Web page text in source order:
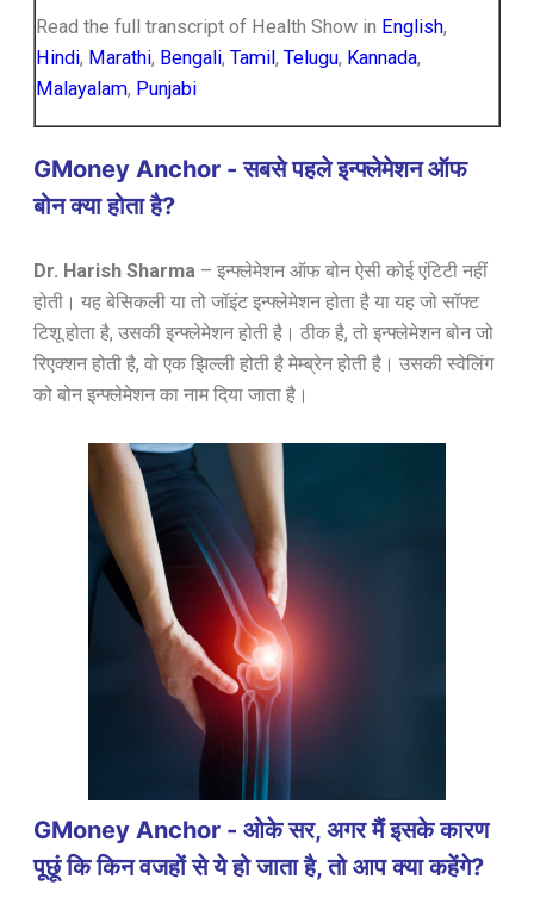
Read the full transcript of Health Show in English,
Hindi, Marathi, Bengali, Tamil , Telugu, Kannada,
Malayalam, Punjabi
GMoney Anchor - सबसे पहले इन्फ्लेमेशन ऑफ
बोन क्या होता है?
Dr. Harish Sharma – इन्फ्लेमेशन ऑफ बोन ऐसी कोई एंटिटी नहीं
होती। यह बेसिकली या तो जॉइंट इन्फ्लेमेशन होता है या यह जो सॉफ्ट
टिशू होता है, उसकी इन्फ्लेमेशन होती है। ठीक है, तो इन्फ्लेमेशन बोन जो
रिएक्शन होती है, वो एक झिल्ली होती है मेम्ब्रेन होती है। उसकी स्वेलिंग
को बोन इन्फ्लेमेशन का नाम दिया जाता है।
GMoney Anchor - ओके सर, अगर मैं इसके कारण
पूछूं कि किन वजहों से ये हो जाता है, तो आप क्या कहेंगे?